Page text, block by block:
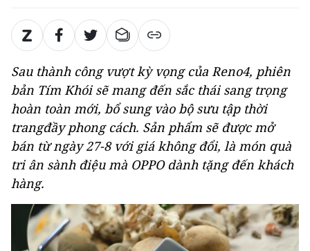
Sau thành công vượt kỳ vọng của Reno4, phiên
bản Tím Khói sẽ mang đến sắc thái sang trọng
hoàn toàn mới, bổ sung vào bộ sưu tập thời
trangđầy phong cách. Sản phẩm sẽ được mở
bán từ ngày 27-8 với giá không đổi, là món quà
tri ân sành điệu mà OPPO dành tặng đến khách
hàng.